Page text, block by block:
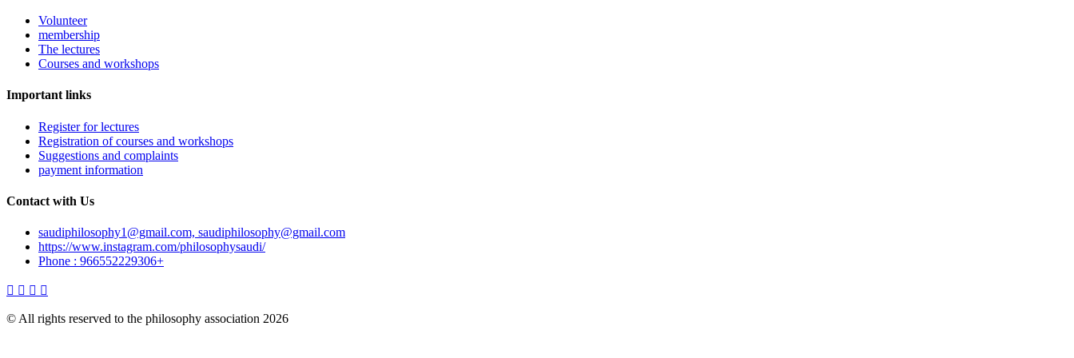
Volunteer
membership
The lectures
Courses and workshops
Important links
Register for lectures
Registration of courses and workshops
Suggestions and complaints
payment information
Contact with Us
saudiphilosophy1@gmail.com, saudiphilosophy@gmail.com
https://www.instagram.com/philosophysaudi/
Phone : 966552229306+
© All rights reserved to the philosophy association 2026